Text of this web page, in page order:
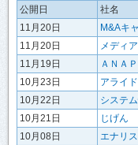
公開日 社名
11月20日
M&Aキ
11月20日
メディ
11月19日
ＡＮＡＰ
10月23日
アライ
10月22日
システ
10月21日
じげん
10月08日
エナリス